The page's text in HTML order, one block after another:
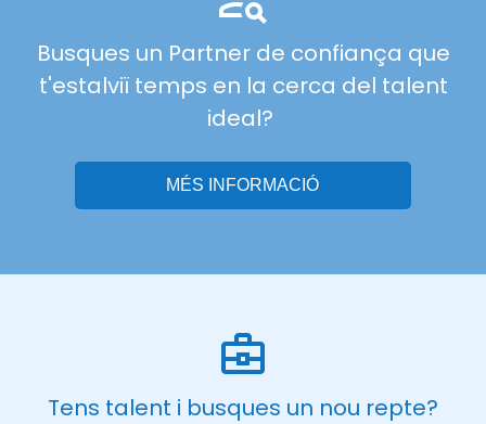
Busques un Partner de confiança que
t'estalviï temps en la cerca del talent
ideal?
MÉS INFORMACIÓ
Tens talent i busques un nou repte?